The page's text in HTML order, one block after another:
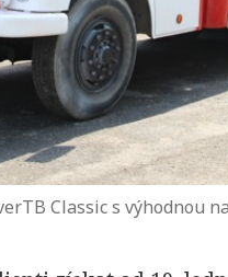
Classic s výhodnou